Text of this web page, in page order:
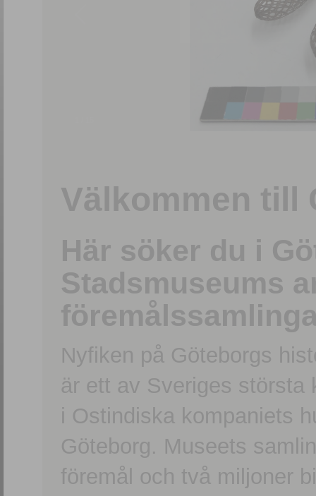
Välkommen till
Här söker du i
Stadsmuseums
Nyfiken på Göteborgs
är ett av Sveriges största
i Ostindiska kompaniets
Göteborg. Museets
föremål och två miljoner